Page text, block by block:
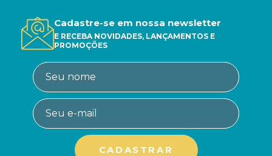
Cadastre-se em nossa newsletter
E RECEBA NOVIDADES, LANÇAMENTOS E
PROMOÇÕES